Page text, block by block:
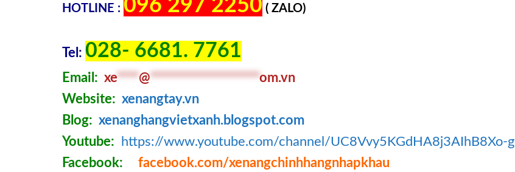
HOTLINE : 096 297 2250 ( ZALO)
Tel: 028- 6681. 7761
Email: xe****@********************om.vn
Website: xenangtay.vn
Blog: xenanghangvietxanh.blogspot.com
Youtube:
https://www.youtube.com/channel/UC8Vvy5KGdHA8j3AIhB8Xo-g
Facebook:
facebook.com/xenangchinhhangnhapkhau